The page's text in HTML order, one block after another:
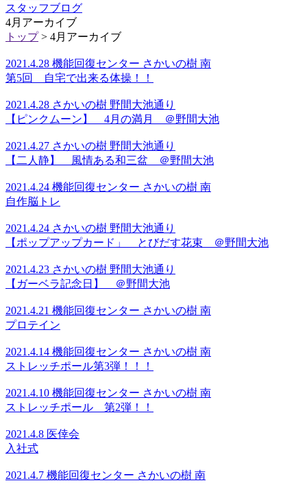
スタッフブログ
4月アーカイブ
トップ> 4月アーカイブ
2021.4.28 機能回復センター さかいの樹 南
第5回 自宅で出来る体操！！
2021.4.28 さかいの樹 野間大池通り
【ピンクムーン】 4月の満月 ＠野間大池
2021.4.27 さかいの樹 野間大池通り
【二人静】 風情ある和三盆 ＠野間大池
2021.4.24 機能回復センター さかいの樹 南
自作脳トレ
2021.4.24 さかいの樹 野間大池通り
【ポップアップカード」 とびだす花束 ＠野間大池
2021.4.23 さかいの樹 野間大池通り
【ガーベラ記念日】 ＠野間大池
2021.4.21 機能回復センター さかいの樹 南
プロテイン
2021.4.14 機能回復センター さかいの樹 南
ストレッチポール第3弾！！！
2021.4.10 機能回復センター さかいの樹 南
ストレッチポール 第2弾！！
2021.4.8 医倖会
入社式
2021.4.7 機能回復センター さかいの樹 南